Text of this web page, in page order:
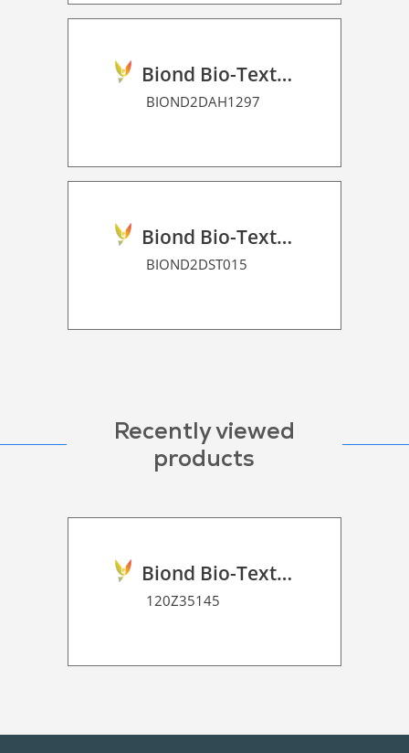
Biond Bio-Texture Decor Film 2D P HT
BIOND2DAH1297
Biond Bio-Texture Decor Film 2D P HT
BIOND2DST015
Recently viewed
products
Biond Bio-Texture Decor Film 2D P HT
120Z35145